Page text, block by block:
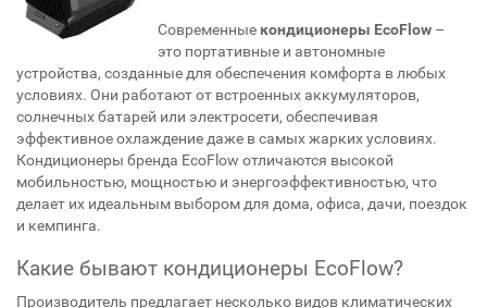
Современные кондиционеры EcoFlow –
это портативные и автономные
устройства, созданные для обеспечения комфорта в любых
условиях. Они работают от встроенных аккумуляторов,
солнечных батарей или электросети, обеспечивая
эффективное охлаждение даже в самых жарких условиях.
Кондиционеры бренда EcoFlow отличаются высокой
мобильностью, мощностью и энергоэффективностью, что
делает их идеальным выбором для дома, офиса, дачи, поездок
и кемпинга.
Какие бывают кондиционеры EcoFlow?
Производитель предлагает несколько видов климатических